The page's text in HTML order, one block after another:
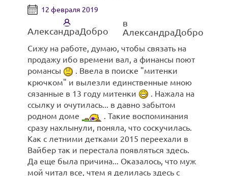
боится потерять свою семью. О не умеет
показывать свою любовь, не знает как
беречь, то, что ему дорого. Я живу в
зависимости от его помощи с детьми, хоть и
не большой, но иногда такой существенной,
особенно сейчас, когда здоровье мое дает
сбой
. Все-таки не осталось для меня
бесследной нервотрепка в течении 3 лет,
которую он мне обеспечил...
3 года питался он отдельно, не
разговаривал со мной, жил как хотел, а
потом потерял работу. И вдруг стал со мной
любезен и ласков, супчики мои сразу
пошли на ура
, но денег целый год он не
приносил. Я потерпела 4 месяца, потом
12 февраля 2019
АлександраДобро
в
АлександраДобро
Сижу на работе, думаю, чтобы связать на
продажу ибо времени вал, а финансы поют
романсы
. Ввела в поиске "митенки
крючком" и вылезли единственные мною
сязанные в 13 году митенки
. Нажала на
ссылку и очутилась... в давно забытом
родном доме
. Такие воспоминания
сразу нахлынули, поняла, что соскучилась.
Как с летними детками 2015 переехали в
Вайбер так и перестала появляться здесь.
Да еще была причина... Оказалось, что муж
мой читал все, чтем я делилась здесь с